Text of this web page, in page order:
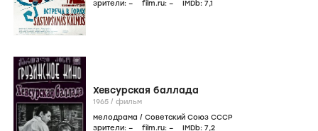
зрители: – film.ru: – IMDb: 7,1
Хевсурская баллада
1965 / фильм
мелодрама / Советский Союз СССР
зрители: – film.ru: – IMDb: 7,2